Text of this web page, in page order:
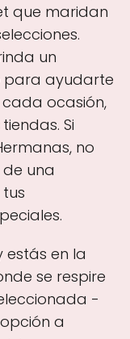
que maridan
un
para ayudarte
ocasión,
Si
no
una
estás en la
se respire
-
a